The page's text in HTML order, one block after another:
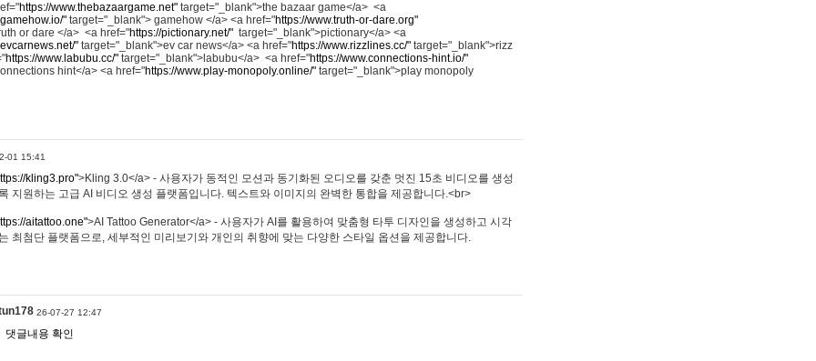
https://www.thebazaargame.net" target="_blank">the bazaar game</a> <a
" target="_blank"> gamehow </a> <a href="https://www.truth-or-dare.org"
or dare </a> <a href="https://pictionary.net/" target="_blank">pictionary</a> <a
" target="_blank">ev car news</a> <a href="https://www.rizzlines.cc/" target="_blank">rizz
https://www.labubu.cc/" target="_blank">labubu</a> <a href="https://www.connections-hint.io/"
hint</a> <a href="https://www.play-monopoly.online/" target="_blank">play monopoly
01 15:41
kling3.pro">Kling 3.0</a> - 사용자가 동적인 모션과 동기화된 오디오를 갖춘 멋진 15초 비디오를 생성
지원하는 고급 AI 비디오 생성 플랫폼입니다. 텍스트와 이미지의 완벽한 통합을 제공합니다.<br>
aitattoo.one">AI Tattoo Generator</a> - 사용자가 AI를 활용하여 맞춤형 타투 디자인을 생성하고 시각
최첨단 플랫폼으로, 세부적인 미리보기와 개인의 취향에 맞는 다양한 스타일 옵션을 제공합니다.
26-07-27 12:47
댓글내용 확인